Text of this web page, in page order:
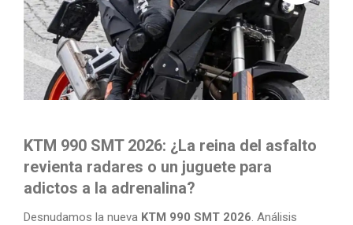
KTM 990 SMT 2026: ¿La reina del asfalto
revienta radares o un juguete para
adictos a la adrenalina?
Desnudamos la nueva KTM 990 SMT 2026. Análisis